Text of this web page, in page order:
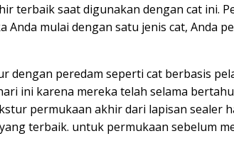
terbaik saat digunakan dengan cat ini.
Anda mulai dengan satu jenis cat, Anda
dengan peredam seperti cat berbasis
ini karena mereka telah selama
permukaan akhir dari lapisan sealer
terbaik. untuk permukaan sebelum